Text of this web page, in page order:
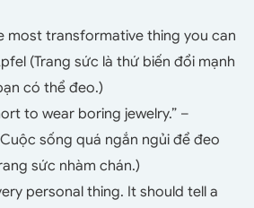
most transformative thing you can
(Trang sức là thứ biến đổi mạnh
có thể đeo.)
to wear boring jewelry.” –
sống quá ngắn ngủi để đeo
sức nhàm chán.)
personal thing. It should tell a